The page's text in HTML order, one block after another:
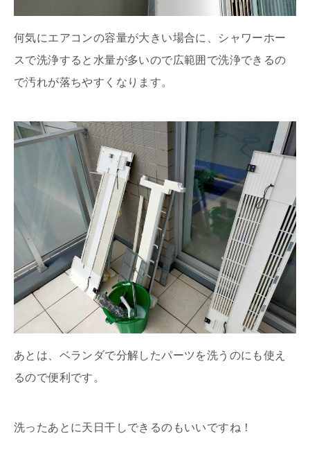
何気にエアコンの容量が大きい場合に、シャワーホー
スで洗浄すると水量が多いので広範囲で洗浄できるの
で汚れが落ちやすくなります。
あとは、ベランダで分解したパーツを洗うのにも使え
るので便利です。
洗ったあとに天日干しできるのもいいですね！